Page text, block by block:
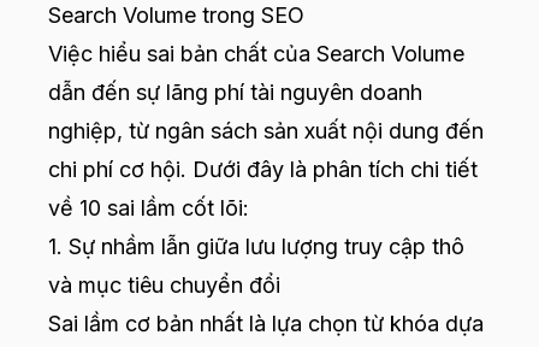
Search Volume trong SEO
Việc hiểu sai bản chất của Search Volume
dẫn đến sự lãng phí tài nguyên doanh
nghiệp, từ ngân sách sản xuất nội dung đến
chi phí cơ hội. Dưới đây là phân tích chi tiết
về 10 sai lầm cốt lõi:
1. Sự nhầm lẫn giữa lưu lượng truy cập thô
và mục tiêu chuyển đổi
Sai lầm cơ bản nhất là lựa chọn từ khóa dựa